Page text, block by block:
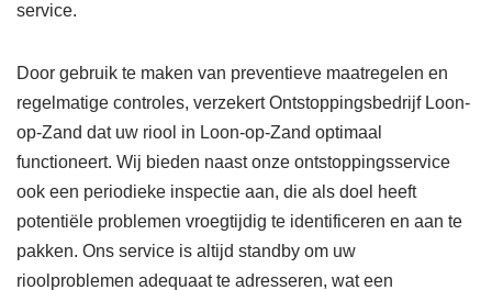
service.
Door gebruik te maken van preventieve maatregelen en
regelmatige controles, verzekert Ontstoppingsbedrijf Loon-
op-Zand dat uw riool in Loon-op-Zand optimaal
functioneert. Wij bieden naast onze ontstoppingsservice
ook een periodieke inspectie aan, die als doel heeft
potentiële problemen vroegtijdig te identificeren en aan te
pakken. Ons service is altijd standby om uw
rioolproblemen adequaat te adresseren, wat een